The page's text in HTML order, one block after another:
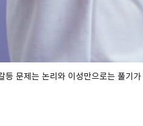
등 문제는 논리와 이성만으로는 풀기